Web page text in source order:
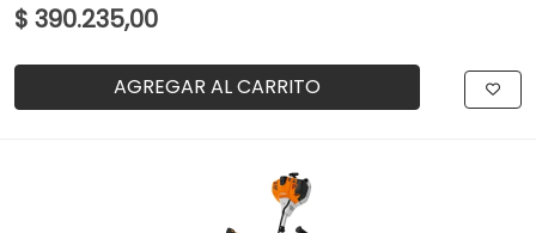
$ 390.235,00
AGREGAR AL CARRITO